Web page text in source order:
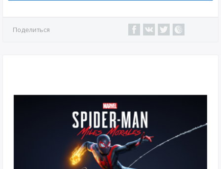
Поделиться